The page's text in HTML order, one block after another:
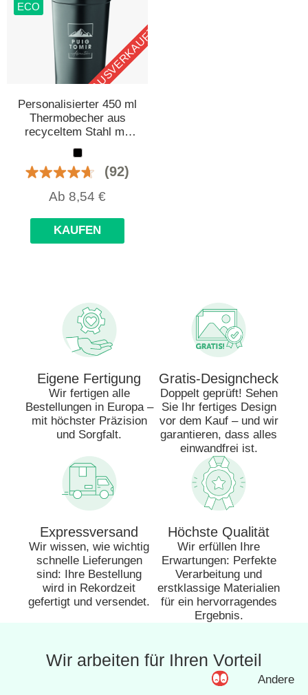
ECO
AUSVERKAUFT
Personalisierter 450 ml
Thermobecher aus
recyceltem Stahl mit
Keramik
Innenbeschichtung
(92)
Ab 8,54 €
KAUFEN
Eigene Fertigung
Wir fertigen alle
Bestellungen in Europa –
mit höchster Präzision
und Sorgfalt.
Gratis-Designcheck
Doppelt geprüft! Sehen
Sie Ihr fertiges Design
vor dem Kauf – und wir
garantieren, dass alles
einwandfrei ist.
Expressversand
Wir wissen, wie wichtig
schnelle Lieferungen
sind: Ihre Bestellung
wird in Rekordzeit
gefertigt und versendet.
Höchste Qualität
Wir erfüllen Ihre
Erwartungen: Perfekte
Verarbeitung und
erstklassige Materialien
für ein hervorragendes
Ergebnis.
Wir arbeiten für Ihren Vorteil
Andere